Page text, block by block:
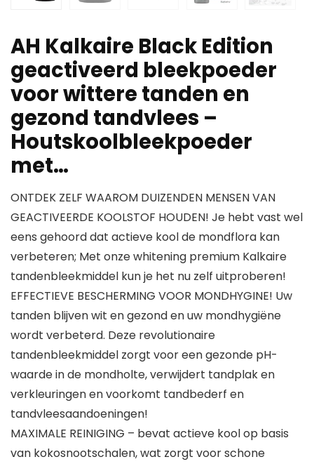
AH Kalkaire Black Edition
geactiveerd bleekpoeder
voor wittere tanden en
gezond tandvlees –
Houtskoolbleekpoeder
met…
ONTDEK ZELF WAAROM DUIZENDEN MENSEN VAN
GEACTIVEERDE KOOLSTOF HOUDEN! Je hebt vast wel
eens gehoord dat actieve kool de mondflora kan
verbeteren; Met onze whitening premium Kalkaire
tandenbleekmiddel kun je het nu zelf uitproberen!
EFFECTIEVE BESCHERMING VOOR MONDHYGINE! Uw
tanden blijven wit en gezond en uw mondhygiëne
wordt verbeterd. Deze revolutionaire
tandenbleekmiddel zorgt voor een gezonde pH-
waarde in de mondholte, verwijdert tandplak en
verkleuringen en voorkomt tandbederf en
tandvleesaandoeningen!
MAXIMALE REINIGING – bevat actieve kool op basis
van kokosnootschalen, wat zorgt voor schone